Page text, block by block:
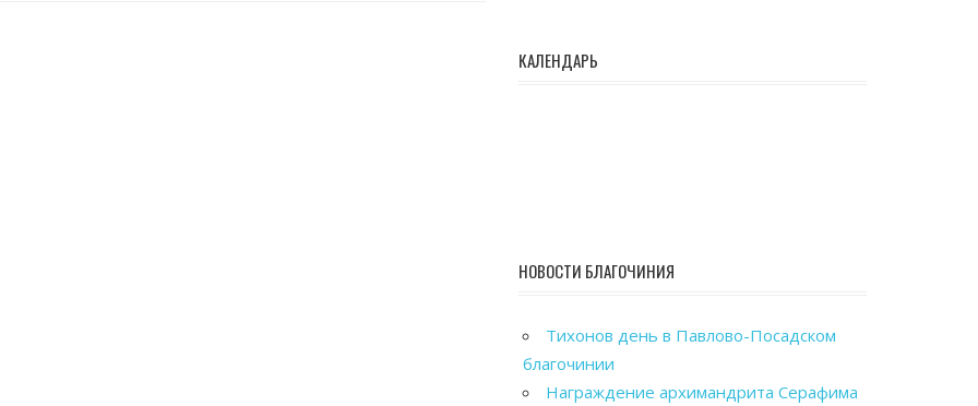
КАЛЕНДАРЬ
НОВОСТИ БЛАГОЧИНИЯ
Тихонов день в Павлово-Посадском
благочинии
Награждение архимандрита Серафима